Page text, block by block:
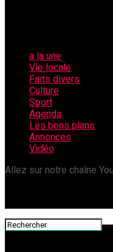
a la une
Vie locale
Faits divers
Culture
Sport
Agenda
Les bons plans
Annonces
Vidéo
Allez sur notre chaîne